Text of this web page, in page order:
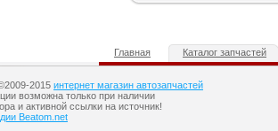
Главная Каталог запчастей
2015 интернет магазин автозапчастей
возможна только при наличии
и активной ссылки на источник!
Beatom.net